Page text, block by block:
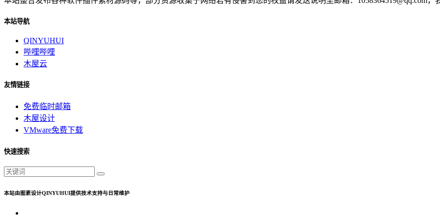
本站导航
QINYUHUI
哔哩哔哩
木屋云
友情链接
免费临时邮箱
木屋设计
VMware免费下载
快速搜索
本站由图素设计QINYUHUI提供技术支持与日常维护